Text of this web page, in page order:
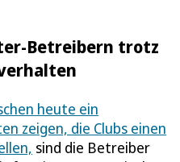
Betreibern trotz
heute ein
zeigen, die Clubs einen
sind die Betreiber